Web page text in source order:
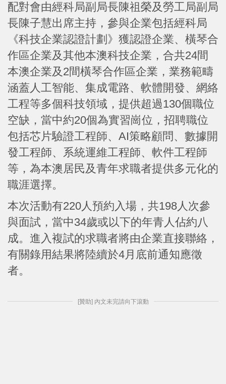
配對會由經科局副局長陳祖榮及勞工局副局
長陳子慧出席主持，參與企業包括經科局
《科技企業認證計劃》獲認證企業、橫琴合
作區企業及其他本澳科技企業，合共24間
本澳企業及2間橫琴合作區企業，業務範疇
涵蓋人工智能、集成電路、軟體開發、網絡
工程等多個科技領域，提供超過130個職位
空缺，當中約20個為實習崗位，招聘職位
包括芯片驗證工程師、AI策略顧問、數據開
發工程師、系統運維工程師、軟件工程師
等，為本澳居民及青年求職者提供多元化的
職涯選擇。
本次活動有220人預約入場，共198人次參
與面試，當中34歲或以下的年青人佔約八
成。進入複試的求職者將由企業直接聯絡，
有關錄用結果將陸續於4月底前通知應徵
者。
[贊助] 內文未完請向下滾動